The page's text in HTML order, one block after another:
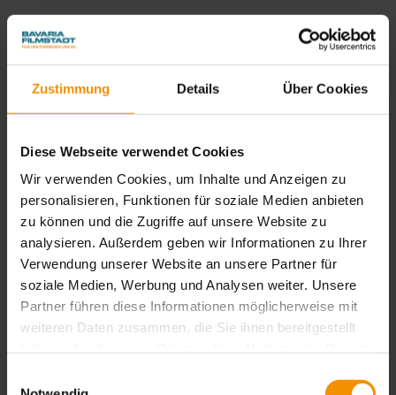
Zustimmung Details Über Cookies
Diese Webseite verwendet Cookies
Wir verwenden Cookies, um Inhalte und Anzeigen zu
personalisieren, Funktionen für soziale Medien anbieten
zu können und die Zugriffe auf unsere Website zu
analysieren. Außerdem geben wir Informationen zu Ihrer
Verwendung unserer Website an unsere Partner für
soziale Medien, Werbung und Analysen weiter. Unsere
Partner führen diese Informationen möglicherweise mit
weiteren Daten zusammen, die Sie ihnen bereitgestellt
Cookies, wenn Sie unsere Webseite weiterhin nutzen.
3. Datenschutzbeauftragter
Gesetzlich vorgeschriebener Datenschutzbeauftragter
Die gem. Art. 37 DSGVO benannte Datenschutzbeauftragte für
Händen der Datenschutzbeauftragten" wie folgt:
Bavaria Film GmbH
Bavariafilmplatz 7
82031 Geiselgasteig
datenschutz@bavaria-film.de
4. Datenerfassung auf unserer
Website
Cookies